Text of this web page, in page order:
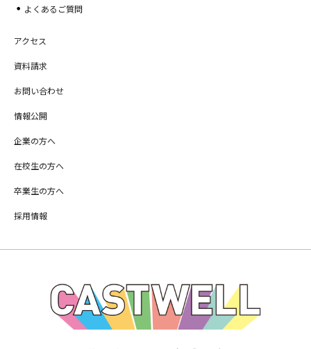
よくあるご質問
アクセス
資料請求
お問い合わせ
情報公開
企業の方へ
在校生の方へ
卒業生の方へ
採用情報